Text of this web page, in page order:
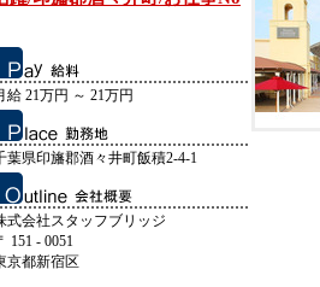
給 21万円 ～ 21万円
葉県印旛郡酒々井町飯積2-4-1
式会社スタッフブリッジ
151 - 0051
京都新宿区